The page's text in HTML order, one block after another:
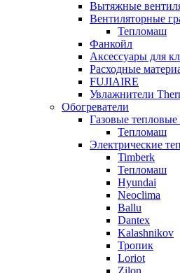
Вытяжные
Вентиляторные
Тепломаш
Фанкойл
Аксессуары для
Расходные
FUJIAIRE
Увлажнители
Обогреватели
Газовые тепловые
Тепломаш
Электрические
Timberk
Тепломаш
Hyundai
Neoclima
Ballu
Dantex
Kalashnikov
Тропик
Loriot
Zilon